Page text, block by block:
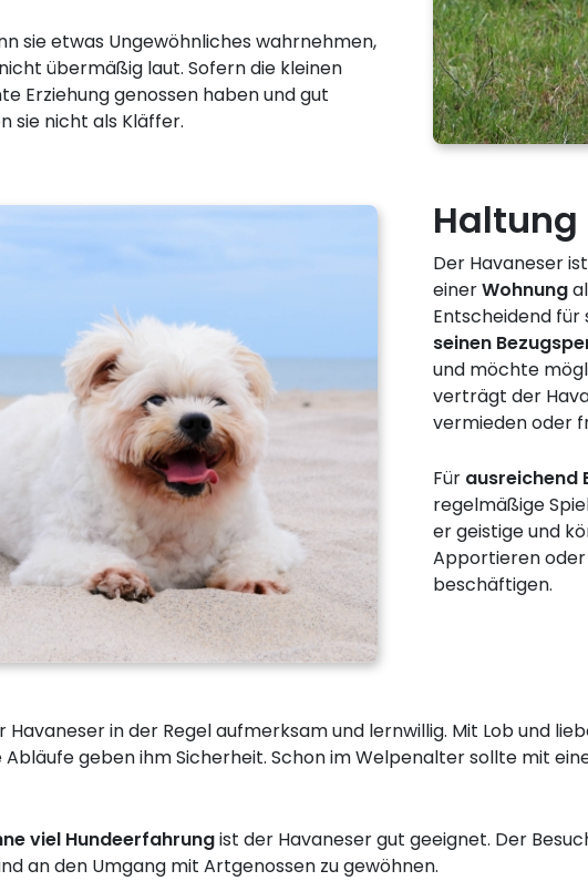
sie etwas Ungewöhnliches wahrnehmen,
übermäßig laut. Sofern die kleinen
Erziehung genossen haben und gut
sie nicht als Kläffer.
Haltung
Der Havaneser
einerWohnung
Entscheidend für
seinen
und möchte
verträgt der
vermieden oder
Für ausreichend
regelmäßige
er geistige und
Apportieren oder
beschäftigen.
Havaneser in der Regel aufmerksam und lernwillig. Mit Lob und
Abläufe geben ihm Sicherheit. Schon im Welpenalter sollte mit
viel Hundeerfahrungist der Havaneser gut geeignet. Der
an den Umgang mit Artgenossen zu gewöhnen.